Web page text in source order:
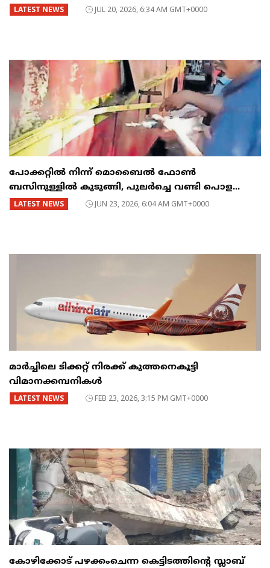
LATEST NEWS JUL 20, 2026, 6:34 AM GMT+0000
പോക്കറ്റിൽ നിന്ന് മൊബൈൽ ഫോൺ
ബസിനുള്ളിൽ കുടുങ്ങി, പുലർച്ചെ വണ്ടി പൊള...
LATEST NEWS JUN 23, 2026, 6:04 AM GMT+0000
മാർച്ചിലെ ടിക്കറ്റ് നിരക്ക് കുത്തനെകൂട്ടി
വിമാനക്കമ്പനികൾ
LATEST NEWS FEB 23, 2026, 3:15 PM GMT+0000
കോഴിക്കോട് പഴക്കംചെന്ന കെട്ടിടത്തിന്റെ സ്ലാബ്